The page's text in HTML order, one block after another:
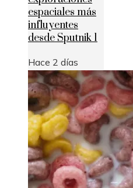
espaciales más
influyentes
desde Sputnik 1
Hace 2 días